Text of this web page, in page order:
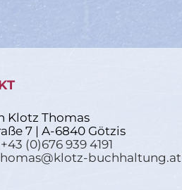
Klotz Thomas
7 | A-6840 Götzis
+43 (0)676 939 4191
buchhaltung.at